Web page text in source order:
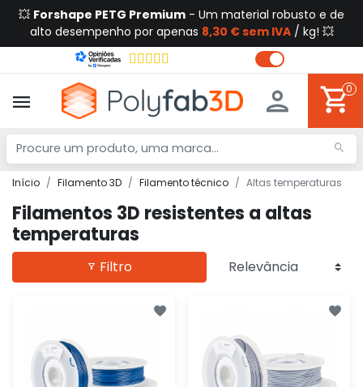
💥 Forshape PETG Premium - Um material robusto e de
alto desempenho por apenas 8,30 € sem IVA/ kg! 💥
0
Início Filamento 3D Filamento técnico Altas temperaturas
Filamentos 3D resistentes a altas
temperaturas
Filtro